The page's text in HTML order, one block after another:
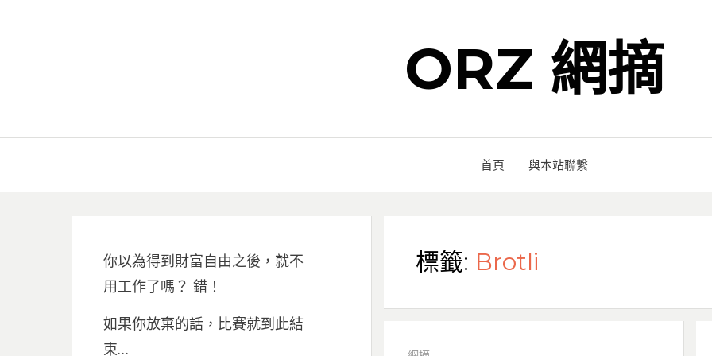
ORZ 網摘
首頁 與本站聯繫
標籤: Brotli
你以為得到財富自由之後，就不
用工作了嗎？ 錯！
如果你放棄的話，比賽就到此結
束…